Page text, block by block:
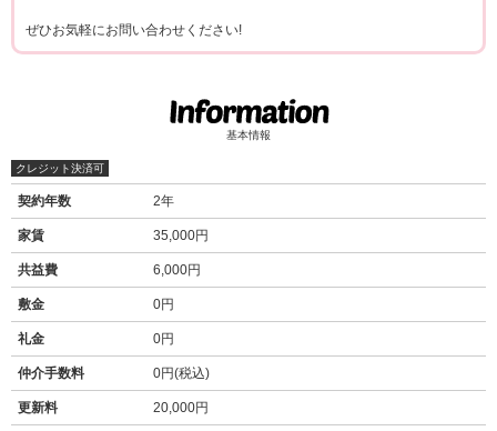
ぜひお気軽にお問い合わせください!
基本情報
クレジット決済可
契約年数 2年
家賃 35,000円
共益費 6,000円
敷金 0円
礼金 0円
仲介手数料 0円(税込)
更新料 20,000円